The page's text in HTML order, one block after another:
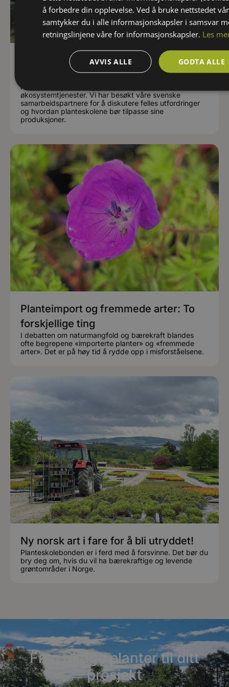
Nordisk samarbeid for fremtidens
grøntanlegg
Fremtidens grøntanlegg vil stille nye krav til
økosystemtjenester. Vi har besøkt våre svenske
samarbeidspartnere for å diskutere felles utfordringer
og hvordan planteskolene bør tilpasse sine
produksjoner.
Planteimport og fremmede arter: To
forskjellige ting
I debatten om naturmangfold og bærekraft blandes
ofte begrepene «importerte planter» og «fremmede
arter». Det er på høy tid å rydde opp i misforståelsene.
Ny norsk art i fare for å bli utryddet!
Planteskolebonden er i ferd med å forsvinne. Det bør du
bry deg om, hvis du vil ha bærekraftige og levende
grøntområder i Norge.
Finn riktige planter til ditt
prosjekt
å forbedre din opplevelse. Ved å bruke nettstedet
samtykker du i alle informasjonskapsler i samsvar
retningslinjene våre for informasjonskapsler. Les
GODTA ALLE
AVVIS ALLE